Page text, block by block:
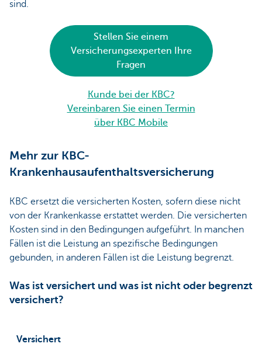
sind.
Stellen Sie einem
Versicherungsexperten Ihre
Fragen
Kunde bei der KBC?
Vereinbaren Sie einen Termin
über KBC Mobile
Mehr zur KBC-
Krankenhausaufenthaltsversicherung
KBC ersetzt die versicherten Kosten, sofern diese nicht
von der Krankenkasse erstattet werden. Die versicherten
Kosten sind in den Bedingungen aufgeführt. In manchen
Fällen ist die Leistung an spezifische Bedingungen
gebunden, in anderen Fällen ist die Leistung begrenzt.
Was ist versichert und was ist nicht oder begrenzt
versichert?
Versichert